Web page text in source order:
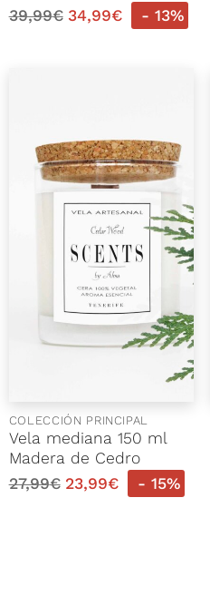
39,99€ 34,99€ - 13%
COLECCIÓN PRINCIPAL
Vela mediana 150 ml
Madera de Cedro
27,99€ 23,99€ - 15%